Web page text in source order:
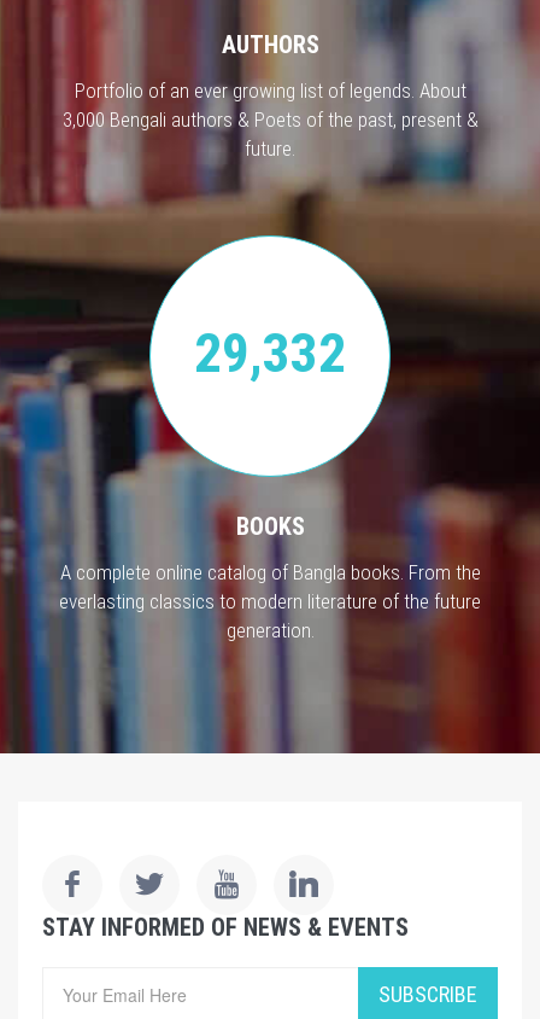
AUTHORS
Portfolio of an ever growing list of legends. About
3,000 Bengali authors & Poets of the past, present &
future.
29,332
BOOKS
A complete online catalog of Bangla books. From the
everlasting classics to modern literature of the future
generation.
STAY INFORMED OF NEWS & EVENTS
SUBSCRIBE